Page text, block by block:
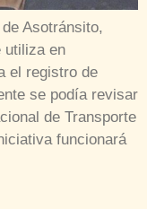
Asotránsito,
utiliza en
el registro de
se podía revisar
de Transporte
funcionará